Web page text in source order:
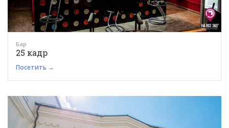
Бар
25 кадр
Посетить →